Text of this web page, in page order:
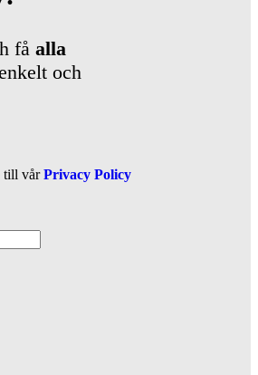
få alla
och
till vårPrivacy Policy